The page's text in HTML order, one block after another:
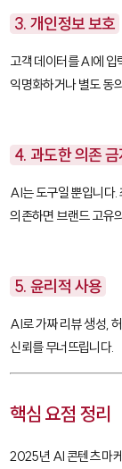
3. 개인정보 보호
고객 데이터를 AI에 입
익명화하거나 별도 동
4. 과도한 의존 금
AI는 도구일 뿐입니다.
의존하면 브랜드 고유
5. 윤리적 사용
AI로 가짜 리뷰 생성,
신뢰를 무너뜨립니다.
핵심 요점 정리
2025년 AI 콘텐츠 마